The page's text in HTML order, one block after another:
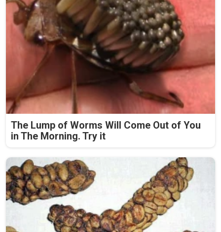
The Lump of Worms Will Come Out of You
in The Morning. Try it